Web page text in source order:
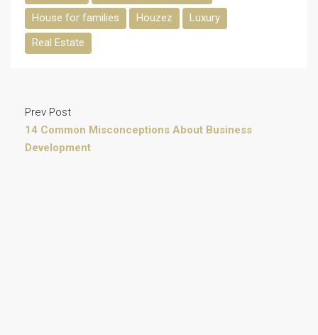
House for families
Houzez
Luxury
Real Estate
Prev Post
14 Common Misconceptions About Business
Development